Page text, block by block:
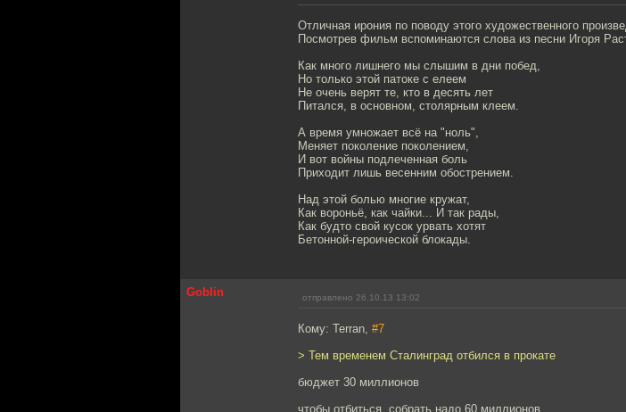
Отличная ирония по поводу этого художественного
Посмотрев фильм вспоминаются слова из песни Игоря
Как много лишнего мы слышим в дни побед,
Но только этой патоке с елеем
Не очень верят те, кто в десять лет
Питался, в основном, столярным клеем.
А время умножает всё на "ноль",
Меняет поколение поколением,
И вот войны подлеченная боль
Приходит лишь весенним обострением.
Над этой болью многие кружат,
Как вороньё, как чайки... И так рады,
Как будто свой кусок урвать хотят
Бетонной-героической блокады.
Goblin отправлено 26.10.13 13:02
Кому: Terran, #7
> Тем временем Сталинград отбился в прокате
бюджет 30 миллионов
чтобы отбиться, собрать надо 60 миллионов